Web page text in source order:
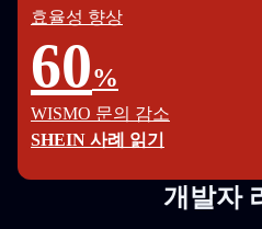
효율성 향상
60%
WISMO 문의 감소
SHEIN 사례 읽기
개발자